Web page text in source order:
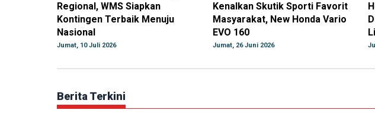
Regional, WMS Siapkan
Kontingen Terbaik Menuju
Nasional
Jumat, 10 Juli 2026
Kenalkan Skutik Sporti Favorit
Masyarakat, New Honda Vario
EVO 160
Jumat, 26 Juni 2026
Berita Terkini